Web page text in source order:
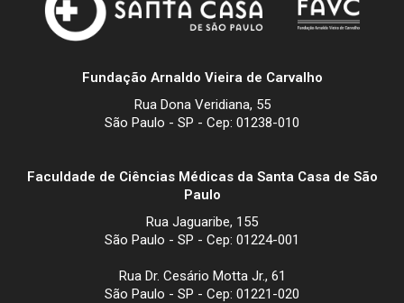
Fundação Arnaldo Vieira de Carvalho
Rua Dona Veridiana, 55
São Paulo - SP - Cep: 01238-010
Faculdade de Ciências Médicas da Santa Casa de São
Paulo
Rua Jaguaribe, 155
São Paulo - SP - Cep: 01224-001
Rua Dr. Cesário Motta Jr., 61
São Paulo - SP - Cep: 01221-020